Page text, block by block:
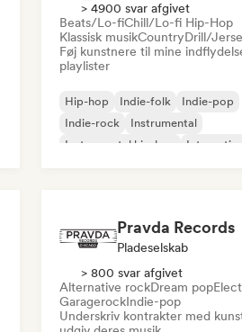
> 4900 svar afgivet
Beats/Lo-fiChill/Lo-fi Hip-Hop
Klassisk musikCountryDrill/
Føj kunstnere til mine
playlister
Hip-hop Indie-folk
Indie-pop
Indie-rock
Instrumental
Instrumental hip-hop
Pravda Records
Pladeselskab
> 800 svar afgivet
Alternative rockDream pop
GaragerockIndie-pop
Underskriv kontrakter med